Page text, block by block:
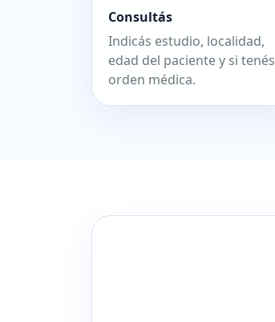
Consultás
Indicás estudio, localidad,
edad del paciente y si tenés
orden médica.